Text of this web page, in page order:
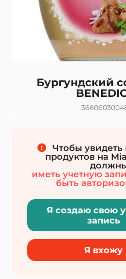
Бургундский
Чтобы
продуктов на
иметь учетную
быть
Я создаю свою
запись
Я вхожу